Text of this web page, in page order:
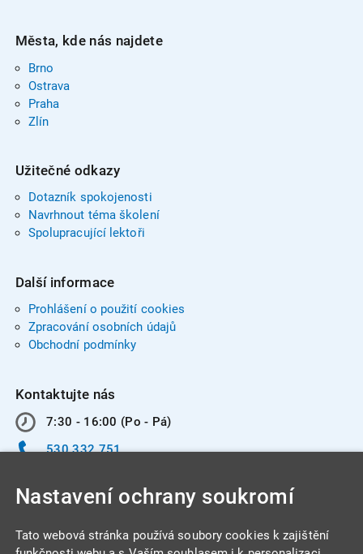
Města, kde nás najdete
Brno
Ostrava
Praha
Zlín
Užitečné odkazy
Dotazník spokojenosti
Navrhnout téma školení
Spolupracující lektoři
Další informace
Prohlášení o použití cookies
Zpracování osobních údajů
Obchodní podmínky
Kontaktujte nás
7:30 - 16:00 (Po - Pá)
530 332 751
Nastavení ochrany soukromí
Tato webová stránka používá soubory cookies k zajištění